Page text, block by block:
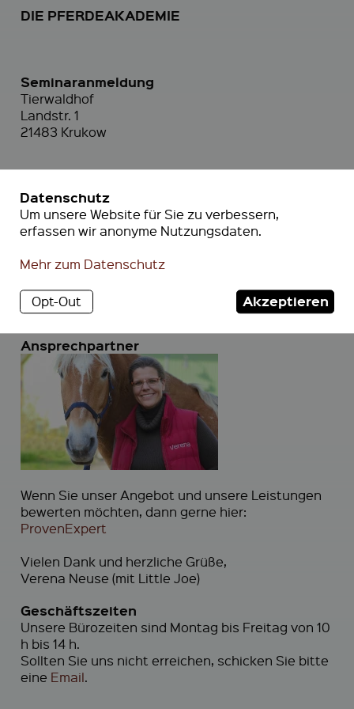
DIE PFERDEAKADEMIE
Seminaranmeldung
Tierwaldhof
Landstr. 1
21483 Krukow
Telefon
0173 / 754 61 16 (Mobil & WhatsApp)
Kontakt@die-pferdeakademie.de
Online-Anfrageformular
Zum Anfrageformular
Ansprechpartner
Wenn Sie unser Angebot und unsere Leistungen
bewerten möchten, dann gerne hier:
ProvenExpert
Vielen Dank und herzliche Grüße,
Verena Neuse (mit Little Joe)
Geschäftszeiten
Unsere Bürozeiten sind Montag bis Freitag von 10
h bis 14 h.
Sollten Sie uns nicht erreichen, schicken Sie bitte
eine Email.
Datenschutz
Um unsere Website für Sie zu verbessern,
erfassen wir anonyme Nutzungsdaten.
Mehr zum Datenschutz
Opt-Out Akzeptieren